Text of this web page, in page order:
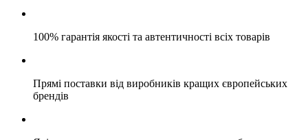
100% гарантія якості та автентичності всіх товарів
Прямі поставки від виробників кращих європейських
брендів